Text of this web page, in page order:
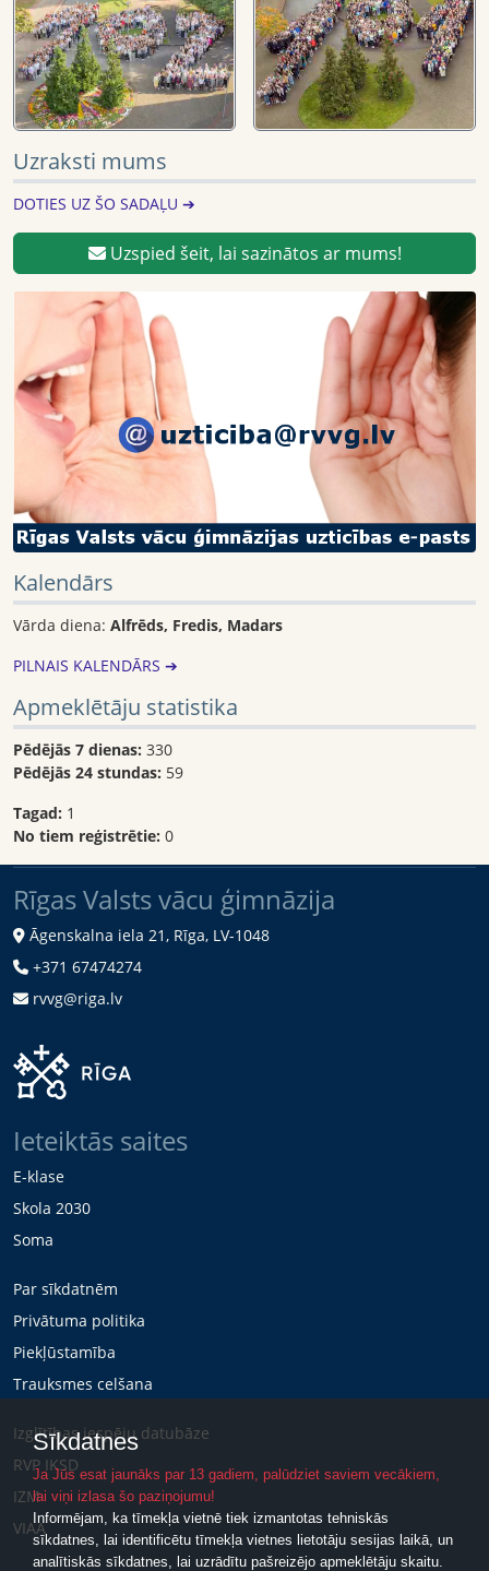
Uzraksti mums
DOTIES UZ ŠO SADAĻU ➔
Uzspied šeit, lai sazinātos ar mums!
Kalendārs
Vārda diena: Alfrēds, Fredis, Madars
PILNAIS KALENDĀRS ➔
Apmeklētāju statistika
Pēdējās 7 dienas: 330
Pēdējās 24 stundas: 59
Tagad: 1
No tiem reģistrētie: 0
Rīgas Valsts vācu ģimnāzija
Āgenskalna iela 21, Rīga, LV-1048
+371 67474274
rvvg@riga.lv
Ieteiktās saites
E-klase
Skola 2030
Soma
Par sīkdatnēm
Privātuma politika
Piekļūstamība
Trauksmes celšana
Izglītības iespēju datubāze
RVP IKSD
IZM
VIAA
Sīkdatnes
Ja Jūs esat jaunāks par 13 gadiem, palūdziet saviem vecākiem,
lai viņi izlasa šo paziņojumu!
Informējam, ka tīmekļa vietnē tiek izmantotas tehniskās
sīkdatnes, lai identificētu tīmekļa vietnes lietotāju sesijas laikā, un
analītiskās sīkdatnes, lai uzrādītu pašreizējo apmeklētāju skaitu.